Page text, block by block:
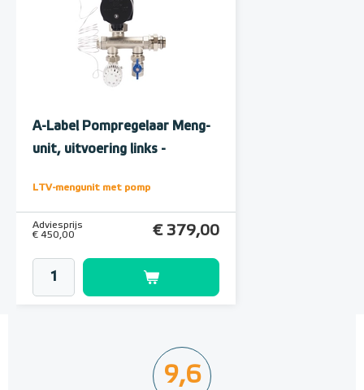
A-Label Pompregelaar Meng-
unit, uitvoering links -
LTV-mengunit met pomp
Adviesprijs
€ 450,00
€ 379,00
9,6